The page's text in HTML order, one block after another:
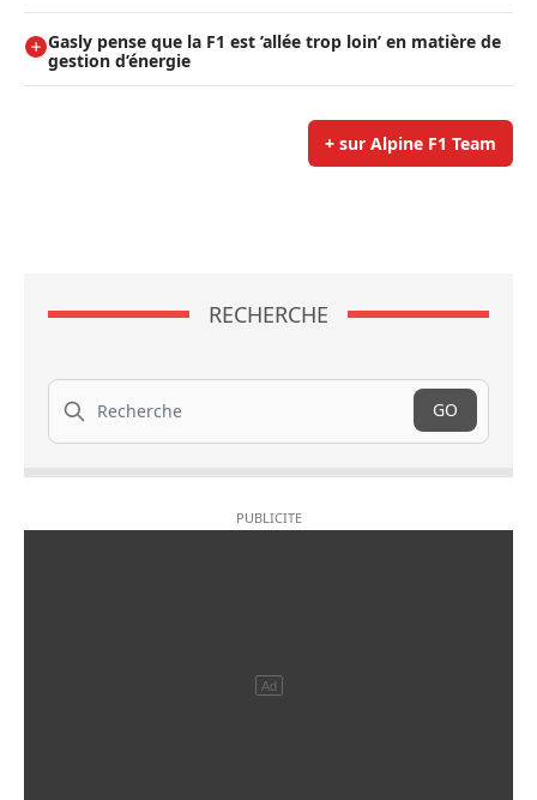
Gasly pense que la F1 est ’allée trop loin’ en matière de
gestion d’énergie
+ sur Alpine F1 Team
RECHERCHE
Recherche
GO